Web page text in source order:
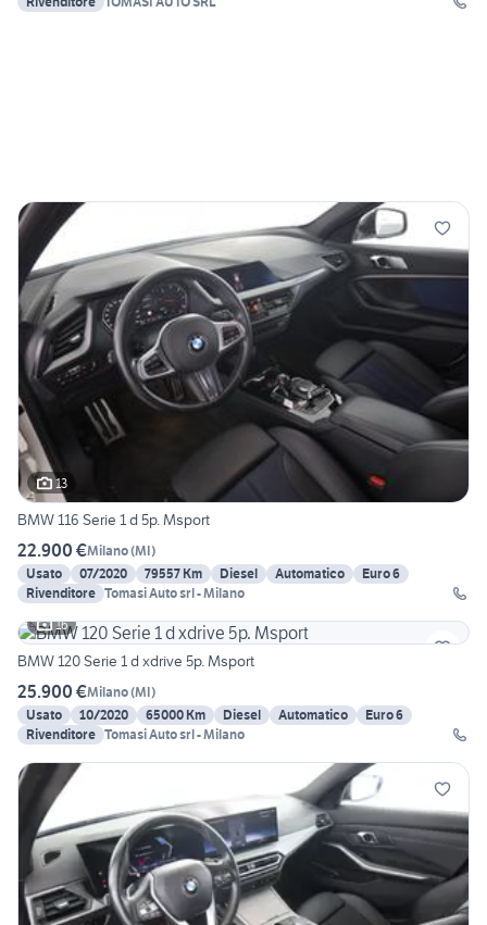
13
BMW 116 Serie 1 d 5p. Msport
22.900 €Milano(MI)
Usato
07/2020 79557 Km Diesel Automatico
Euro 6
Rivenditore Tomasi Auto srl - Milano
16
BMW 120 Serie 1 d xdrive 5p. Msport
25.900 €Milano(MI)
Usato
10/2020 65000 Km Diesel Automatico
Euro 6
Rivenditore Tomasi Auto srl - Milano